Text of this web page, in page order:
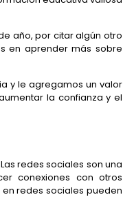
año, por citar algún otro
en aprender más sobre
y le agregamos un valor
la confianza y el
redes sociales son una
conexiones con otros
redes sociales pueden